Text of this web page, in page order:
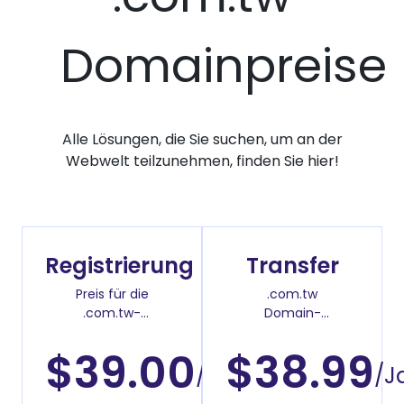
Domainpreise
Alle Lösungen, die Sie suchen, um an der
Webwelt teilzunehmen, finden Sie hier!
Registrierung
Preis für die
.com.tw-
$39.00/Jahr
Transfer
.com.tw
Domain-
$38.99/